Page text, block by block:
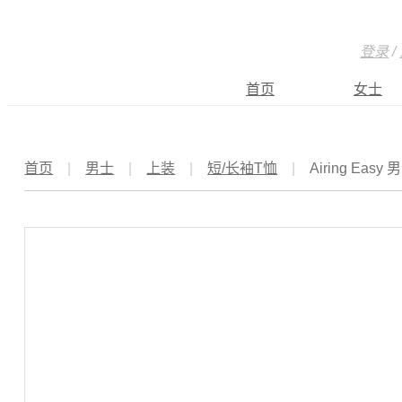
登录/
首页 女士
首页 男士 上装 短/长袖T恤 Airing Easy